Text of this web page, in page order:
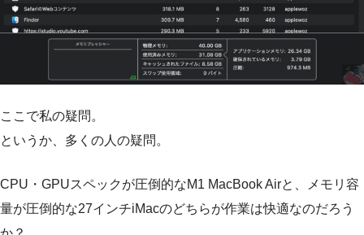
ここで私の疑問。
というか、多くの人の疑問。
CPU・GPUスペックが圧倒的なM1 MacBook Airと、メモリ容
量が圧倒的な27インチiMacのどちらが作業は快適なのだろう